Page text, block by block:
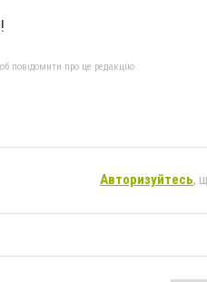
повідомити про це редакцію
Авторизуйтесь,